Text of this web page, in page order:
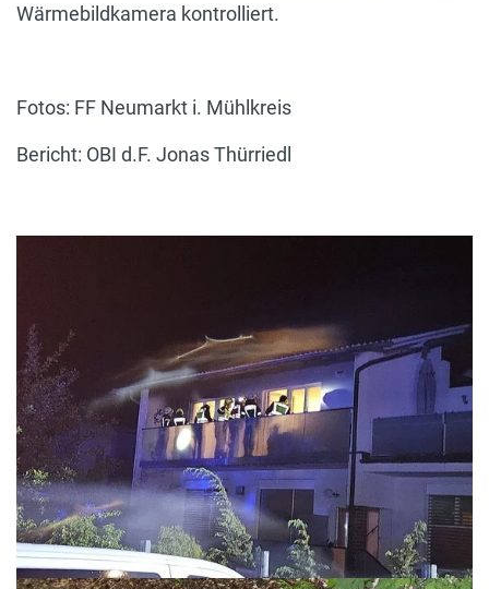
Wärmebildkamera kontrolliert.
Fotos: FF Neumarkt i. Mühlkreis
Bericht: OBI d.F. Jonas Thürriedl